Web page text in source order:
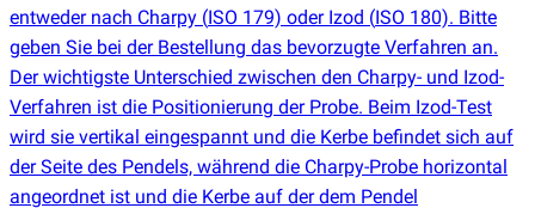
entweder nach Charpy (ISO 179) oder Izod (ISO 180). Bitte
geben Sie bei der Bestellung das bevorzugte Verfahren an.
Der wichtigste Unterschied zwischen den Charpy- und Izod-
Verfahren ist die Positionierung der Probe. Beim Izod-Test
wird sie vertikal eingespannt und die Kerbe befindet sich auf
der Seite des Pendels, während die Charpy-Probe horizontal
angeordnet ist und die Kerbe auf der dem Pendel